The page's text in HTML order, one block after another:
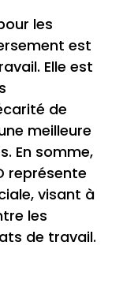
les
est
Elle est
de
meilleure
En somme,
représente
visant à
les
de travail.